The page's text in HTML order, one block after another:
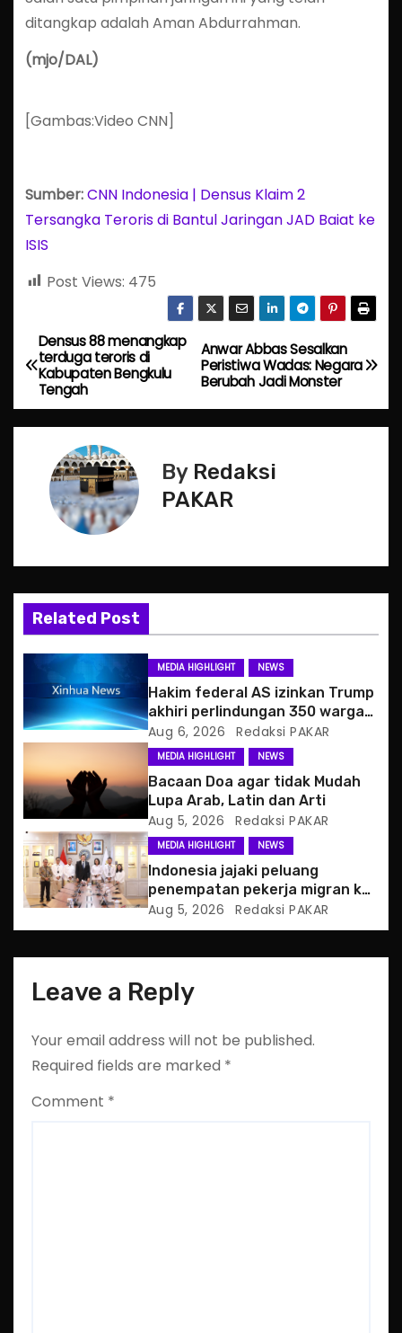
ditangkap adalah Aman Abdurrahman.
(mjo/DAL)
[Gambas:Video CNN]
Sumber:CNN Indonesia | Densus Klaim 2
Tersangka Teroris di Bantul Jaringan JAD Baiat ke
ISIS
Post Views: 475
P
o
s
v
g
a
t
i
o
n
Anwar Abbas Sesalkan
Peristiwa Wadas: Negara
Berubah Jadi Monster
Densus 88 menangkap
terduga teroris di
Kabupaten Bengkulu
Tengah
By Redaksi
PAKAR
Related Post
MEDIA HIGHLIGHT NEWS
Hakim federal AS izinkan Trump
akhiri perlindungan 350 warga
Haiti
Aug 6, 2026 Redaksi PAKAR
MEDIA HIGHLIGHT NEWS
Bacaan Doa agar tidak Mudah
Lupa Arab, Latin dan Arti
Aug 5, 2026 Redaksi PAKAR
MEDIA HIGHLIGHT NEWS
Indonesia jajaki peluang
penempatan pekerja migran ke
Slowakia
Aug 5, 2026 Redaksi PAKAR
Leave a Reply
Your email address will not be published.
Required fields are marked *
Comment *